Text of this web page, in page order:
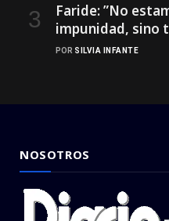
Faride: ”No
impunidad, sino
POR SILVIA INFANTE
NOSOTROS